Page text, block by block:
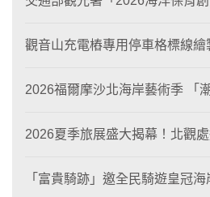
觀音山充電樁專用停車格標線
2026福爾摩沙北海岸藝術季 「
2026夏季旅展盛大揭幕！北觀
「富貴騎跡」邀全民騎遊皇冠